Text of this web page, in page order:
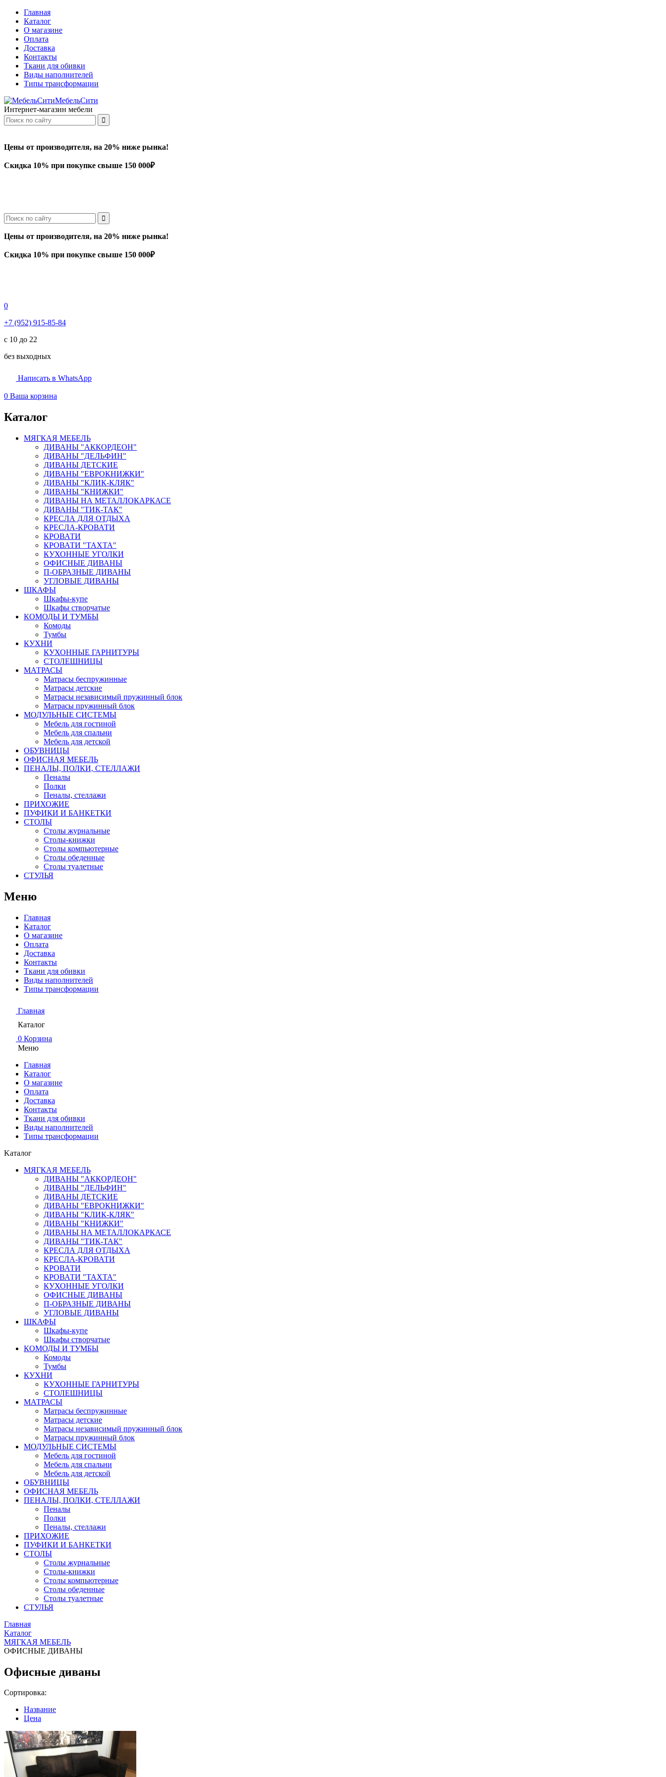
Главная
Каталог
О магазине
Оплата
Доставка
Контакты
Ткани для обивки
Виды наполнителей
Типы трансформации
МебельСити
Интернет-магазин мебели
Цены от производителя, на 20% ниже рынка!
Скидка 10% при покупке свыше 150 000₽
Цены от производителя, на 20% ниже рынка!
Скидка 10% при покупке свыше 150 000₽
0
+7 (952) 915-85-84
с 10 до 22
без выходных
Написать в WhatsApp
0 Ваша корзина
Каталог
МЯГКАЯ МЕБЕЛЬ
ДИВАНЫ "АККОРДЕОН"
ДИВАНЫ "ДЕЛЬФИН"
ДИВАНЫ ДЕТСКИЕ
ДИВАНЫ "ЕВРОКНИЖКИ"
ДИВАНЫ "КЛИК-КЛЯК"
ДИВАНЫ "КНИЖКИ"
ДИВАНЫ НА МЕТАЛЛОКАРКАСЕ
ДИВАНЫ "ТИК-ТАК"
КРЕСЛА ДЛЯ ОТДЫХА
КРЕСЛА-КРОВАТИ
КРОВАТИ
КРОВАТИ "ТАХТА"
КУХОННЫЕ УГОЛКИ
ОФИСНЫЕ ДИВАНЫ
П-ОБРАЗНЫЕ ДИВАНЫ
УГЛОВЫЕ ДИВАНЫ
ШКАФЫ
Шкафы-купе
Шкафы створчатые
КОМОДЫ И ТУМБЫ
Комоды
Тумбы
КУХНИ
КУХОННЫЕ ГАРНИТУРЫ
СТОЛЕШНИЦЫ
МАТРАСЫ
Матрасы беспружинные
Матрасы детские
Матрасы независимый пружинный блок
Матрасы пружинный блок
МОДУЛЬНЫЕ СИСТЕМЫ
Мебель для гостиной
Мебель для спальни
Мебель для детской
ОБУВНИЦЫ
ОФИСНАЯ МЕБЕЛЬ
ПЕНАЛЫ, ПОЛКИ, СТЕЛЛАЖИ
Пеналы
Полки
Пеналы, стеллажи
ПРИХОЖИЕ
ПУФИКИ И БАНКЕТКИ
СТОЛЫ
Столы журнальные
Столы-книжки
Столы компьютерные
Столы обеденные
Столы туалетные
СТУЛЬЯ
Меню
Главная
Каталог
О магазине
Оплата
Доставка
Контакты
Ткани для обивки
Виды наполнителей
Типы трансформации
Главная
Каталог
0 Корзина
Меню
Главная
Каталог
О магазине
Оплата
Доставка
Контакты
Ткани для обивки
Виды наполнителей
Типы трансформации
Kаталог
МЯГКАЯ МЕБЕЛЬ
ДИВАНЫ "АККОРДЕОН"
ДИВАНЫ "ДЕЛЬФИН"
ДИВАНЫ ДЕТСКИЕ
ДИВАНЫ "ЕВРОКНИЖКИ"
ДИВАНЫ "КЛИК-КЛЯК"
ДИВАНЫ "КНИЖКИ"
ДИВАНЫ НА МЕТАЛЛОКАРКАСЕ
ДИВАНЫ "ТИК-ТАК"
КРЕСЛА ДЛЯ ОТДЫХА
КРЕСЛА-КРОВАТИ
КРОВАТИ
КРОВАТИ "ТАХТА"
КУХОННЫЕ УГОЛКИ
ОФИСНЫЕ ДИВАНЫ
П-ОБРАЗНЫЕ ДИВАНЫ
УГЛОВЫЕ ДИВАНЫ
ШКАФЫ
Шкафы-купе
Шкафы створчатые
КОМОДЫ И ТУМБЫ
Комоды
Тумбы
КУХНИ
КУХОННЫЕ ГАРНИТУРЫ
СТОЛЕШНИЦЫ
МАТРАСЫ
Матрасы беспружинные
Матрасы детские
Матрасы независимый пружинный блок
Матрасы пружинный блок
МОДУЛЬНЫЕ СИСТЕМЫ
Мебель для гостиной
Мебель для спальни
Мебель для детской
ОБУВНИЦЫ
ОФИСНАЯ МЕБЕЛЬ
ПЕНАЛЫ, ПОЛКИ, СТЕЛЛАЖИ
Пеналы
Полки
Пеналы, стеллажи
ПРИХОЖИЕ
ПУФИКИ И БАНКЕТКИ
СТОЛЫ
Столы журнальные
Столы-книжки
Столы компьютерные
Столы обеденные
Столы туалетные
СТУЛЬЯ
Главная
Kаталог
МЯГКАЯ МЕБЕЛЬ
ОФИСНЫЕ ДИВАНЫ
Офисные диваны
Сортировка:
Название
Цена